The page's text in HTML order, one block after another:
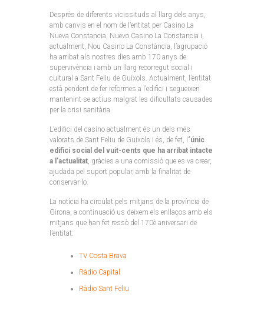
Després de diferents vicissituds al llarg dels anys,
amb canvis en el nom de l’entitat per Casino La
Nueva Constancia, Nuevo Casino La Constancia i,
actualment, Nou Casino La Constància, l’agrupació
ha arribat als nostres dies amb 170 anys de
supervivència i amb un llarg recorregut social i
cultural a Sant Feliu de Guíxols. Actualment, l’entitat
està pendent de fer reformes a l’edifici i segueixen
mantenint-se actius malgrat les dificultats causades
per la crisi sanitària.
L’edifici del casino actualment és un dels més
valorats de Sant Feliu de Guíxols i és, de fet, l ‘únic
edifici social del vuit-cents que ha arribat intacte
a l’actualitat, gràcies a una comissió que es va crear,
ajudada pel suport popular, amb la finalitat de
conservar-lo.
La notícia ha circulat pels mitjans de la província de
Girona, a continuació us deixem els enllaços amb els
mitjans que han fet ressò del 170è aniversari de
l’entitat:
TV Costa Brava
Ràdio Capital
Ràdio Sant Feliu